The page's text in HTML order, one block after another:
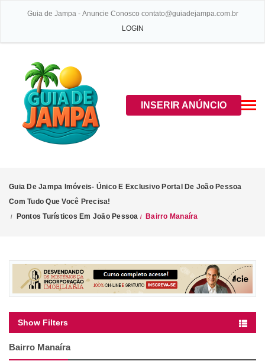
Guia de Jampa - Anuncie Conosco contato@guiadejampa.com.br
LOGIN
INSERIR ANÚNCIO
Guia De Jampa Imóveis- Único E Exclusivo Portal De João Pessoa
Com Tudo Que Você Precisa!
/ Pontos Turísticos Em João Pessoa / Bairro Manaíra
Show Filters
Bairro Manaíra